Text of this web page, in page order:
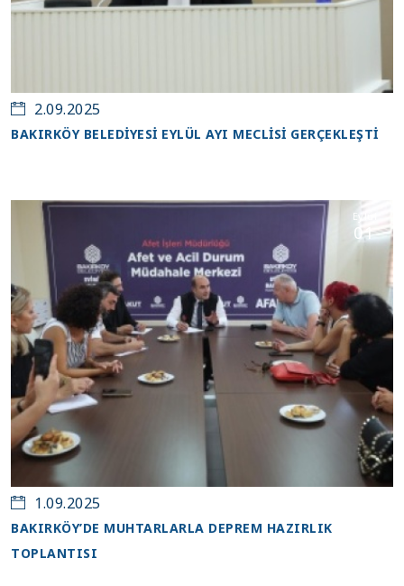
2.09.2025
BAKIRKÖY BELEDİYESİ EYLÜL AYI MECLİSİ GERÇEKLEŞTİ
Eylül
01
1.09.2025
BAKIRKÖY’DE MUHTARLARLA DEPREM HAZIRLIK
TOPLANTISI